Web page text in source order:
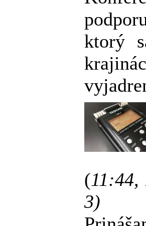
ktorý
(11:44,
3)